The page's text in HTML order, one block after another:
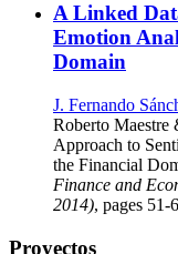
A Linked
Emotion
Domain
J. Fernando
Roberto Maestre
Approach to
the Financial
Finance and
2014), pages 51-
Proyectos